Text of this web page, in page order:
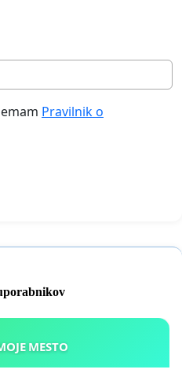
Pravilnik o
KAMNIK MOJE MESTO